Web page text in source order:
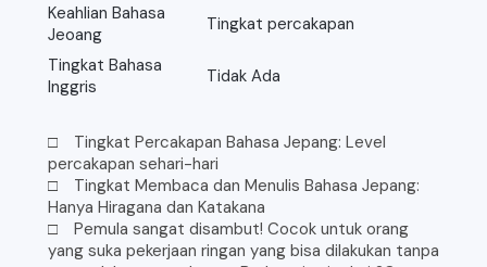
Keahlian Bahasa
Jeoang
Tingkat percakapan
Tingkat Bahasa
Inggris
Tidak Ada
□ Tingkat Percakapan Bahasa Jepang: Level
percakapan sehari-hari
□ Tingkat Membaca dan Menulis Bahasa Jepang:
Hanya Hiragana dan Katakana
□ Pemula sangat disambut! Cocok untuk orang
yang suka pekerjaan ringan yang bisa dilakukan tanpa